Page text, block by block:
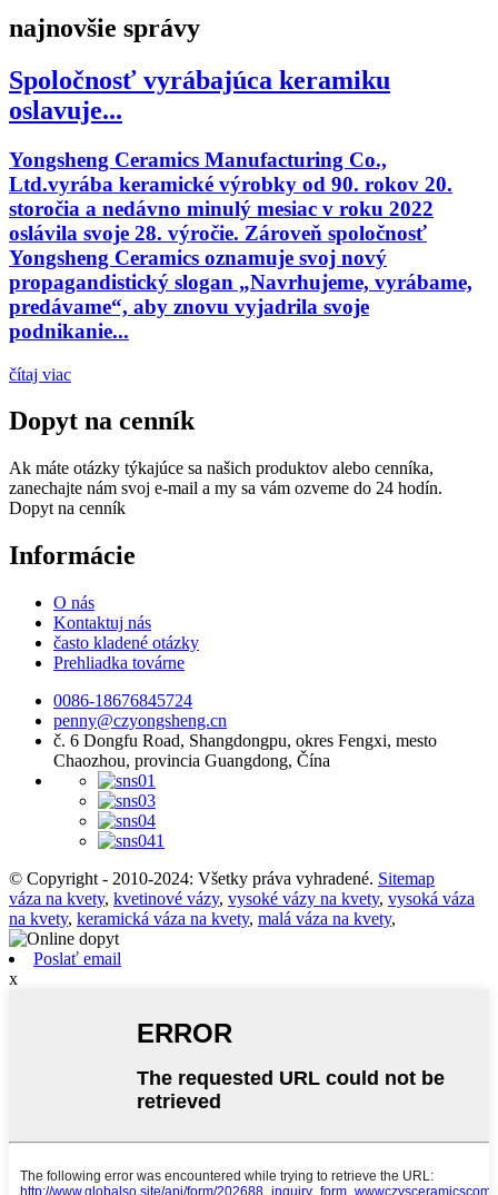
najnovšie správy
Spoločnosť vyrábajúca keramiku
oslavuje...
Yongsheng Ceramics Manufacturing Co.,
Ltd.vyrába keramické výrobky od 90. rokov 20.
storočia a nedávno minulý mesiac v roku 2022
oslávila svoje 28. výročie. Zároveň spoločnosť
Yongsheng Ceramics oznamuje svoj nový
propagandistický slogan „Navrhujeme, vyrábame,
predávame“, aby znovu vyjadrila svoje
podnikanie...
čítaj viac
Dopyt na cenník
Ak máte otázky týkajúce sa našich produktov alebo cenníka,
zanechajte nám svoj e-mail a my sa vám ozveme do 24 hodín.
Dopyt na cenník
Informácie
O nás
Kontaktuj nás
často kladené otázky
Prehliadka továrne
0086-18676845724
penny@czyongsheng.cn
č. 6 Dongfu Road, Shangdongpu, okres Fengxi, mesto
Chaozhou, provincia Guangdong, Čína
© Copyright - 2010-2024: Všetky práva vyhradené. Sitemap
váza na kvety, kvetinové vázy, vysoké vázy na kvety, vysoká váza
na kvety, keramická váza na kvety, malá váza na kvety,
Poslať email
x